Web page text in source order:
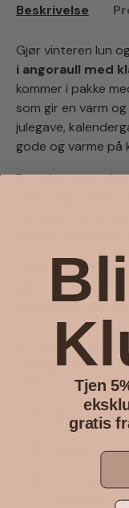
Beskrivelse
Gjør vinteren lun
i angoraull med
kommer i pakke
som gir en varm
julegave,
gode og varme på
Du velger
Sokkene kommer
splittes opp og
både føtter og
NB- Angora ull er
en raggsokk, så
røffere type
Pakke med
Klassisk
Tilfeldig
mørkegrå
Tjen
gratis